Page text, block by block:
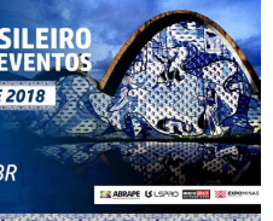
Yan traz a turnê nacional do PagodYANdo para Belo Horizonte